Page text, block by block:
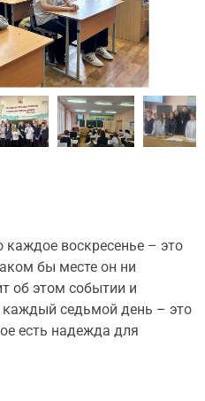
воскресенье – это
бы месте он ни
об этом событии и
каждый седьмой день – это
есть надежда для